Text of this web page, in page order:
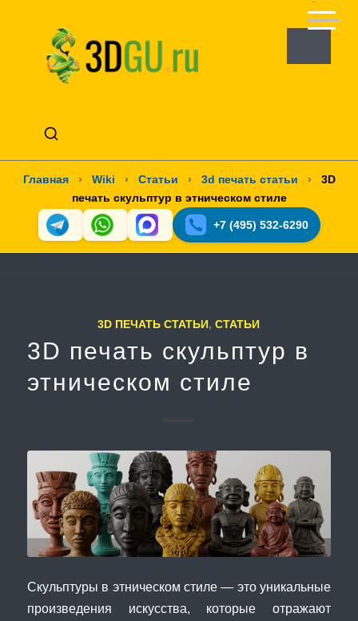
Главная › Wiki › Статьи › 3d печать статьи ›
3D
печать скульптур в этническом стиле
+7 (495) 532-6290
3D ПЕЧАТЬ СТАТЬИ,СТАТЬИ
3D печать скульптур в
этническом стиле
Скульптуры в этническом стиле — это уникальные
произведения искусства, которые отражают